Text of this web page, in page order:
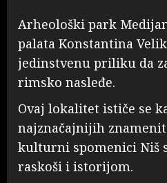
Arheološki park
palata Konstantina
jedinstvenu priliku da
rimsko nasleđe.
Ovaj lokalitet ističe se
najznačajnijih
kulturni spomenici Niš
raskoši i istorijom.